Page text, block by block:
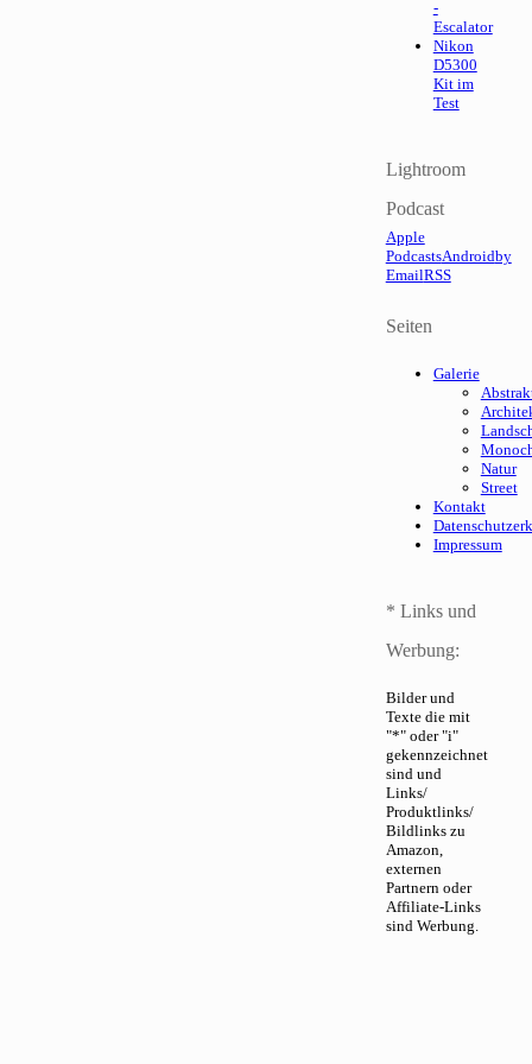
-
Escalator
Nikon
D5300
Kit im
Test
Lightroom
Podcast
Apple
PodcastsAndroidby
EmailRSS
Seiten
Galerie
Natur
Street
Kontakt
Impressum
* Links und
Werbung:
Bilder und
Texte die mit
"*" oder "i"
gekennzeichnet
sind und
Links/
Produktlinks/
Bildlinks zu
Amazon,
externen
Partnern oder
Affiliate-Links
sind Werbung.